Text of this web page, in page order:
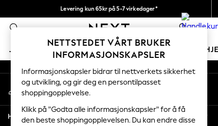
Levering kun 65kr på 5-7 virkedager*
Vi betaler alle tollavgifter 0
JENTER GUTTER BABY KVINNER
GIRLS
New In
50 - 92cm
98 - 110cm
116 - 134cm
An error occurred on client
Våre sosiale nettverk
Min konto
Logg inn på kontoen din
Hjelp
NETTSTEDET VÅRT BRUKER
INFORMASJONSKAPSLER
Informasjonskapsler bidrar til nettverkets sikkerhet
og utvikling, og gir deg en persontilpasset
shoppingopplevelse.
Klikk på "Godta alle informasjonskapsler" for å få
den beste shoppingopplevelsen. Du kan endre disse